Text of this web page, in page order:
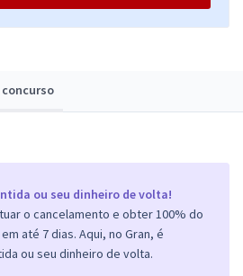
concurso
ou seu dinheiro de volta!
o cancelamento e obter 100% do
até 7 dias. Aqui, no Gran, é
ou seu dinheiro de volta.